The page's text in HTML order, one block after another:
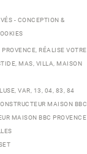
- CONCEPTION &
PROVENCE, RÉALISE VOTRE
MAS VILLA , MAISON
VAR, 13, 04, 83, 84
MAISON BBC
MAISON BBC PROVENCE